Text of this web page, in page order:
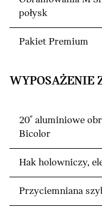
połysk
Pakiet Premium
WYPOSAŻENIE
20" aluminiowe
Bicolor
Hak holowniczy,
Przyciemniana